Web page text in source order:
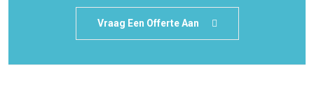
Vraag Een Offerte Aan